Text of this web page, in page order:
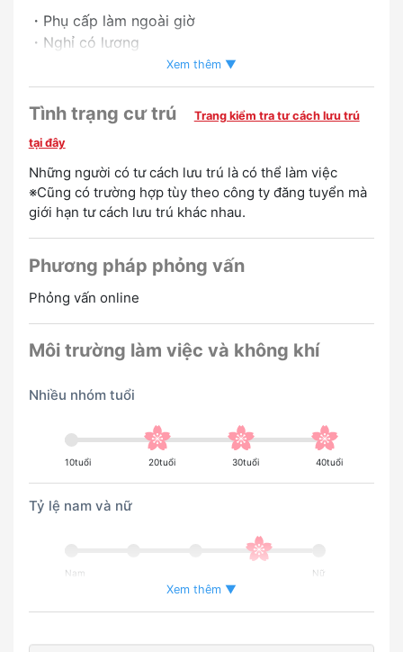
・Phụ cấp làm ngoài giờ
・Nghỉ có lương
Chào mừng bạn
Tuyển người nói tiếng Anh
Trung Tuyển người nói tiếng Hàn Tuyển người nói tiếng
Việt Tuyển người nói tiếng Bồ Đào Nha Tuyển người nói
tiếng Tagalog
Xem thêm ▼
Tình trạng cư trú
Trang kiểm tra tư cách lưu trú
tại đây
Những người có tư cách lưu trú là có thể làm việc
※Cũng có trường hợp tùy theo công ty đăng tuyển mà
giới hạn tư cách lưu trú khác nhau.
Phương pháp phỏng vấn
Phỏng vấn online
Môi trường làm việc và không khí
Nhiều nhóm tuổi
10tuổi 20tuổi 30tuổi 40tuổi
Tỷ lệ nam và nữ
Nam Nữ
Tỉ lệ người nước ngoài đang làm việc
Xem thêm ▼